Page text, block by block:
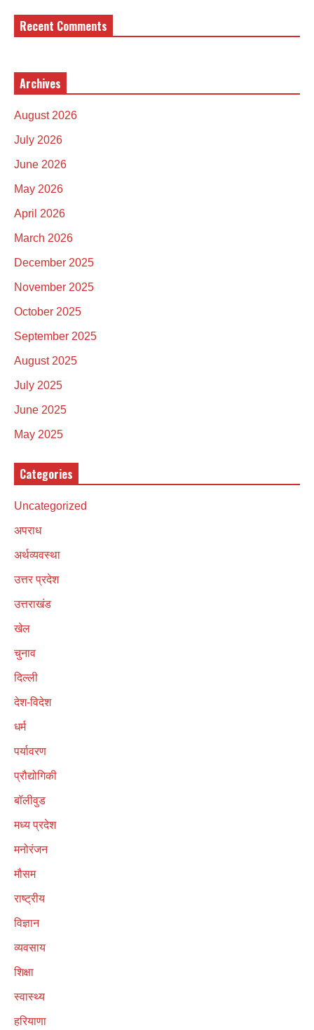
Recent Comments
Archives
August 2026
July 2026
June 2026
May 2026
April 2026
March 2026
December 2025
November 2025
October 2025
September 2025
August 2025
July 2025
June 2025
May 2025
Categories
Uncategorized
अपराध
अर्थव्यवस्था
उत्तर प्रदेश
उत्तराखंड
खेल
चुनाव
दिल्ली
देश-विदेश
धर्म
पर्यावरण
प्रौद्योगिकी
बॉलीवुड
मध्य प्रदेश
मनोरंजन
मौसम
राष्ट्रीय
विज्ञान
व्यवसाय
शिक्षा
स्वास्थ्य
हरियाणा